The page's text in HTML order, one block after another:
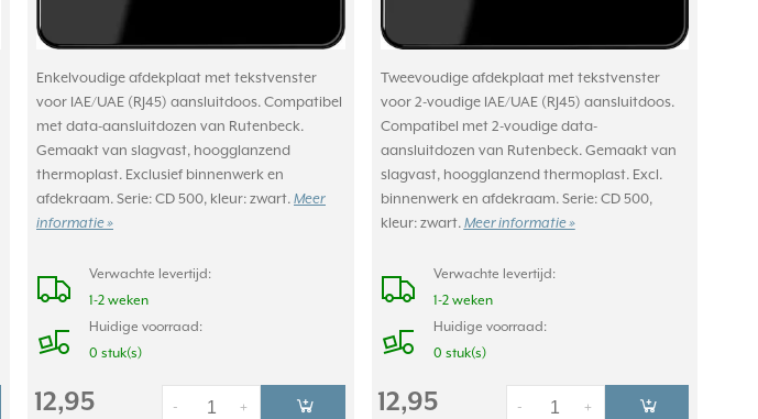
Enkelvoudige afdekplaat met tekstvenster
voor IAE/UAE (RJ45) aansluitdoos. Compatibel
met data-aansluitdozen van Rutenbeck.
Gemaakt van slagvast, hoogglanzend
thermoplast. Exclusief binnenwerk en
afdekraam. Serie: CD 500, kleur: zwart. Meer
informatie »
Verwachte levertijd:
1-2 weken
Huidige voorraad:
0 stuk(s)
12,95 +
-
Tweevoudige afdekplaat met tekstvenster
voor 2-voudige IAE/UAE (RJ45) aansluitdoos.
Compatibel met 2-voudige data-
aansluitdozen van Rutenbeck. Gemaakt van
slagvast, hoogglanzend thermoplast. Excl.
binnenwerk en afdekraam. Serie: CD 500,
kleur: zwart. Meer informatie »
Verwachte levertijd:
1-2 weken
Huidige voorraad:
0 stuk(s)
12,95 +
-